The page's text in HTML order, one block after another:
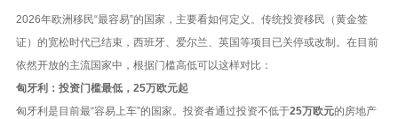
2026年欧洲移民“最容易”的国家，主要看如何定义。传统投资移民（黄金签
证）的宽松时代已结束，西班牙、爱尔兰、英国等项目已关停或改制。在目前
依然开放的主流国家中，根据门槛高低可以这样对比：
匈牙利：投资门槛最低，25万欧元起
匈牙利是目前最“容易上车”的国家。投资者通过投资不低于25万欧元的房地产